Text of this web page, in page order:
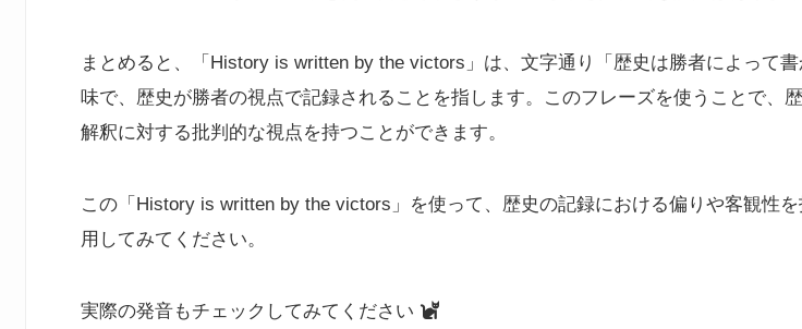
まとめると、「History is written by the victors」は、文字通り「歴史は勝者によって
味で、歴史が勝者の視点で記録されることを指します。このフレーズを使うことで、
解釈に対する批判的な視点を持つことができます。
この「History is written by the victors」を使って、歴史の記録における偏りや客観性
用してみてください。
実際の発音もチェックしてみてください